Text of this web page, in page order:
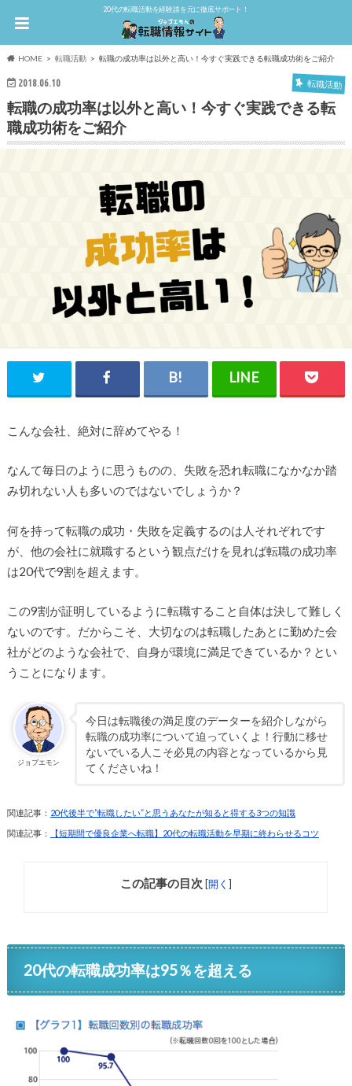
20代の転職活動を経験談を元に徹底サポート！
HOME 転職活動 転職の成功率は以外と高い！今すぐ実践できる転職成功術をご紹介
2018.06.10 転職活動
転職の成功率は以外と高い！今すぐ実践できる転
職成功術をご紹介
こんな会社、絶対に辞めてやる！
なんて毎日のように思うものの、失敗を恐れ転職になかなか踏
み切れない人も多いのではないでしょうか？
何を持って転職の成功・失敗を定義するのは人それぞれです
が、他の会社に就職するという観点だけを見れば転職の成功率
は20代で9割を超えます。
この9割が証明しているように転職すること自体は決して難しく
ないのです。だからこそ、大切なのは転職したあとに勤めた会
社がどのような会社で、自身が環境に満足できているか？とい
うことになります。
ジョブエモン
今日は転職後の満足度のデーターを紹介しながら
転職の成功率について迫っていくよ！行動に移せ
ないでいる人こそ必見の内容となっているから見
てくださいね！
関連記事： 20代後半で”転職したい”と思うあなたが知ると得する3つの知識
関連記事：
【短期間で優良企業へ転職】20代の転職活動を早期に終わらせるコツ
この記事の目次 [開く ]
20代の転職成功率は95％を超える